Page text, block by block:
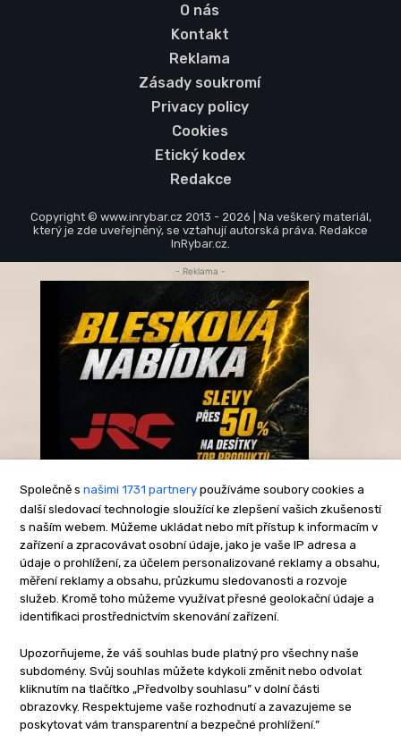
O nás
Kontakt
Reklama
Zásady soukromí
Privacy policy
Cookies
Etický kodex
Redakce
Copyright © www.inrybar.cz 2013 - 2026 | Na veškerý materiál,
který je zde uveřejněný, se vztahují autorská práva. Redakce
InRybar.cz.
Společně s našimi 1731 partnery používáme soubory cookies a
další sledovací technologie sloužící ke zlepšení vašich zkušeností
s naším webem. Můžeme ukládat nebo mít přístup k informacím v
zařízení a zpracovávat osobní údaje, jako je vaše IP adresa a
údaje o prohlížení, za účelem personalizované reklamy a obsahu,
měření reklamy a obsahu, průzkumu sledovanosti a rozvoje
služeb. Kromě toho můžeme využívat přesné geolokační údaje a
identifikaci prostřednictvím skenování zařízení.
Upozorňujeme, že váš souhlas bude platný pro všechny naše
subdomény. Svůj souhlas můžete kdykoli změnit nebo odvolat
kliknutím na tlačítko „Předvolby souhlasu” v dolní části
obrazovky. Respektujeme vaše rozhodnutí a zavazujeme se
poskytovat vám transparentní a bezpečné prohlížení.”
- Reklama -
-Reklama-